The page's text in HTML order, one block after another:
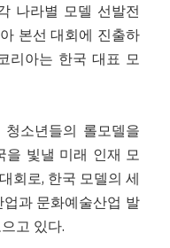
나라별 모델 선발전
본선 대회에 진출하
리아는 한국 대표 모
소년들의 롤모델을
을 빛낼 미래 인재 모
회로, 한국 모델의 세
과 문화예술산업 발
고 있다.